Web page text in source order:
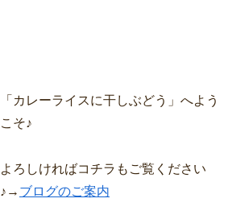
「カレーライスに干しぶどう」へよう
こそ♪
よろしければコチラもご覧ください
♪→ ブログのご案内